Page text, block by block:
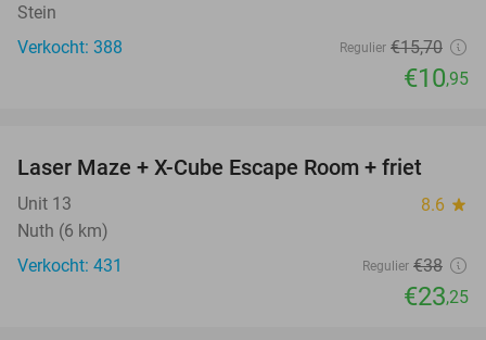
Stein
Verkocht: 388
Regulier €15,70
€10,95
39%
Laser Maze + X-Cube Escape Room + friet
Unit 13 8.6 star
Nuth (6 km)
Verkocht: 431
Regulier €38
€23,25